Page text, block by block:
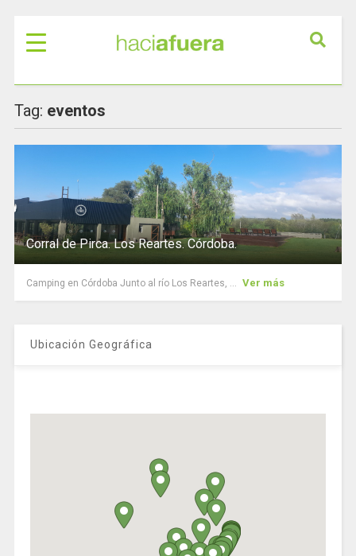
Tag: eventos
Corral de Pirca. Los Reartes. Córdoba.
Camping en Córdoba Junto al río Los Reartes, ... Ver más
Ubicación Geográfica